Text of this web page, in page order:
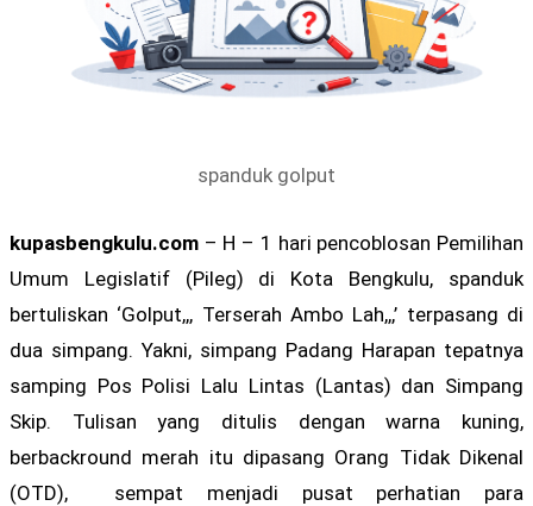
spanduk golput
kupasbengkulu.com – H – 1 hari pencoblosan Pemilihan
Umum Legislatif (Pileg) di Kota Bengkulu, spanduk
bertuliskan ‘Golput,,, Terserah Ambo Lah,,,’ terpasang di
dua simpang. Yakni, simpang Padang Harapan tepatnya
samping Pos Polisi Lalu Lintas (Lantas) dan Simpang
Skip. Tulisan yang ditulis dengan warna kuning,
berbackround merah itu dipasang Orang Tidak Dikenal
(OTD), sempat menjadi pusat perhatian para